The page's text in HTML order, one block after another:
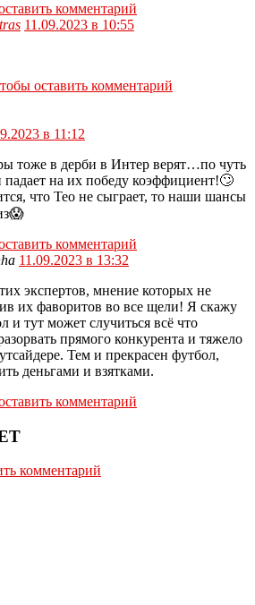
комментарий
11.09.2023 в 10:55
оставить комментарий
в 11:12
тоже в дерби в Интер верят…по чуть
падает на их победу коэффициент!🙄
что Тео не сыграет, то наши шансы
комментарий
11.09.2023 в 13:32
экспертов, мнение которых не
их фаворитов во все щели! Я скажу
и тут может случиться всё что
прямого конкурента и тяжело
Тем и прекрасен футбол,
деньгами и взятками.
комментарий
комментарий